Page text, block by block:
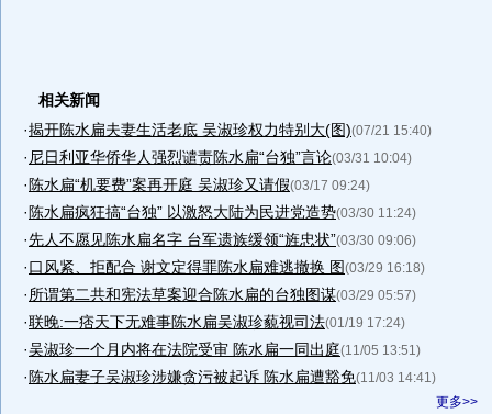
相关新闻
·揭开陈水扁夫妻生活老底 吴淑珍权力特别大(图)(07/21 15:40)
· 尼日利亚华侨华人强烈谴责陈水扁“台独”言论(03/31 10:04)
· 陈水扁“机要费”案再开庭 吴淑珍又请假(03/17 09:24)
· 陈水扁疯狂搞“台独” 以激怒大陆为民进党造势(03/30 11:24)
·先人不愿见陈水扁名字 台军遗族缓领“旌忠状”(03/30 09:06)
·口风紧、拒配合 谢文定得罪陈水扁难逃撤换 图(03/29 16:18)
·所谓第二共和宪法草案迎合陈水扁的台独图谋(03/29 05:57)
·联晚:一痞天下无难事陈水扁吴淑珍藐视司法(01/19 17:24)
·吴淑珍一个月内将在法院受审 陈水扁一同出庭(11/05 13:51)
· 陈水扁妻子吴淑珍涉嫌贪污被起诉 陈水扁遭豁免(11/03 14:41)
更多>>